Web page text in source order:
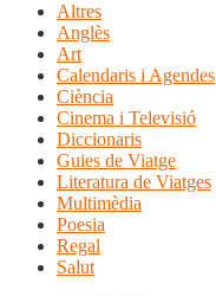
Altres
Anglès
Art
Calendaris i Agendes
Ciència
Cinema i Televisió
Diccionaris
Guies de Viatge
Literatura de Viatges
Multimèdia
Poesia
Regal
Salut